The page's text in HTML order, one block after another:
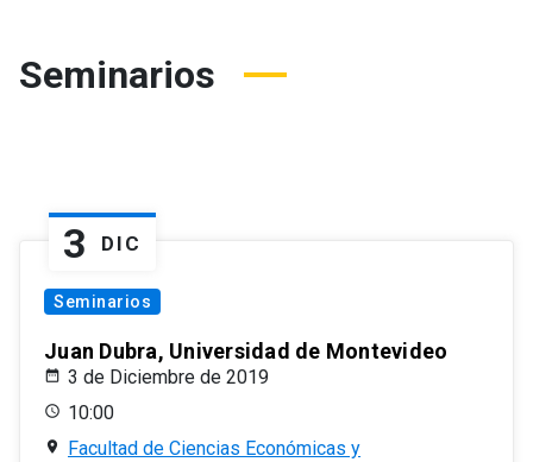
Seminarios
3 DIC
Seminarios
Juan Dubra, Universidad de Montevideo
3 de Diciembre de 2019
10:00
Facultad de Ciencias Económicas y